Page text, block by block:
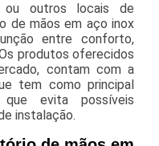
ou outros locais de
de mãos em aço inox
entre conforto,
produtos oferecidos
contam com a
tem como principal
evita possíveis
instalação.